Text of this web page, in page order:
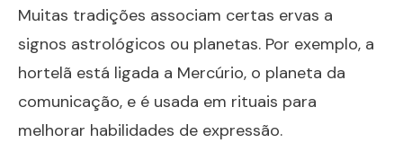
Muitas tradições associam certas ervas a
signos astrológicos ou planetas. Por exemplo, a
hortelã está ligada a Mercúrio, o planeta da
comunicação, e é usada em rituais para
melhorar habilidades de expressão.